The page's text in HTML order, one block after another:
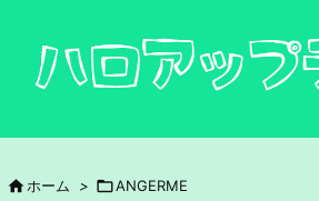
 ホーム > ANGERME